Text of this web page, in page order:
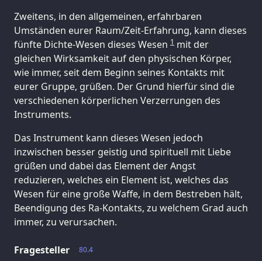
Zweitens, in den allgemeinen, erfahrbaren
Umständen eurer Raum/Zeit-Erfahrung, kann dieses
fünfte Dichte-Wesen dieses Wesen 1 mit der
gleichen Wirksamkeit auf den physischen Körper,
wie immer, seit dem Beginn seines Kontakts mit
eurer Gruppe, grüßen. Der Grund hierfür sind die
verschiedenen körperlichen Verzerrungen des
Instruments.
Das Instrument kann dieses Wesen jedoch
inzwischen besser geistig und spirituell mit Liebe
grüßen und dabei das Element der Angst
reduzieren, welches ein Element ist, welches das
Wesen für eine große Waffe, in dem Bestreben hält,
Beendigung des Ra-Kontakts, zu welchem Grad auch
immer, zu verursachen.
80.4
Fragesteller